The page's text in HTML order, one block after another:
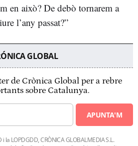
en això? De debò tornarem a
l’any passat?”
GLOBAL
de Crònica Global per a rebre
sobre Catalunya.
APUNTA'M
LOPDGDD, CRÒNICA GLOBALMEDIA S.L.